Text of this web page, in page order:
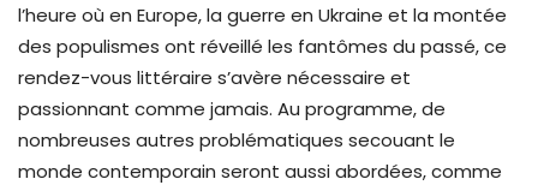
l’heure où en Europe, la guerre en Ukraine et la montée
des populismes ont réveillé les fantômes du passé, ce
rendez-vous littéraire s’avère nécessaire et
passionnant comme jamais. Au programme, de
nombreuses autres problématiques secouant le
monde contemporain seront aussi abordées, comme